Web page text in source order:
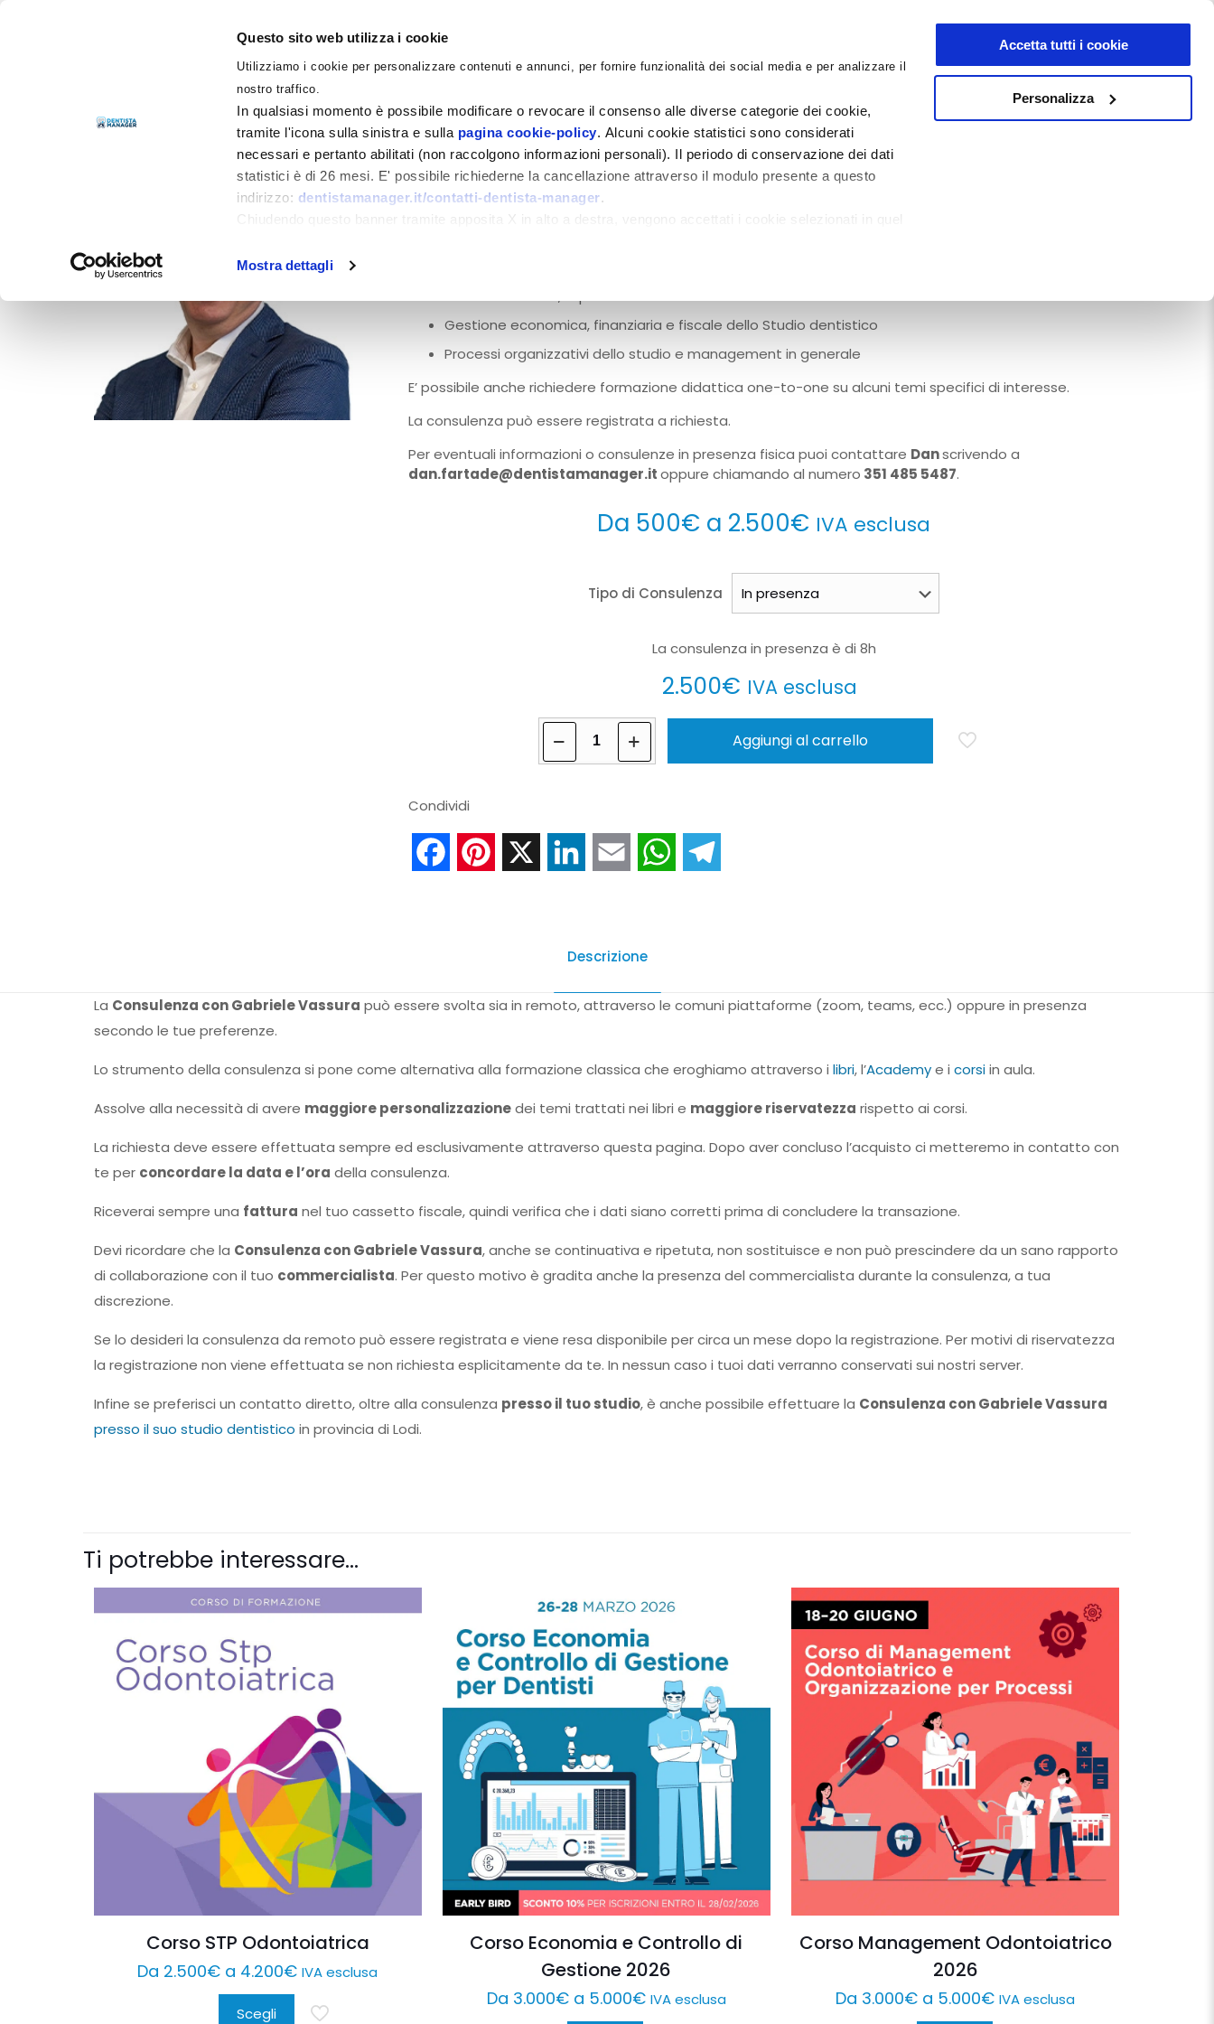
Questo sito web utilizza i cookie
Utilizziamo i cookie per personalizzare contenuti e annunci, per fornire funzionalità dei social media e per analizzare il
nostro traffico.
In qualsiasi momento è possibile modificare o revocare il consenso alle diverse categorie dei cookie,
tramite l'icona sulla sinistra e sulla pagina cookie-policy. Alcuni cookie statistici sono considerati
necessari e pertanto abilitati (non raccolgono informazioni personali). Il periodo di conservazione dei dati
statistici è di 26 mesi. E' possibile richiederne la cancellazione attraverso il modulo presente a questo
indirizzo: dentistamanager.it/contatti-dentista-manager.
Chiudendo questo banner tramite apposita X in alto a destra, vengono accettati i cookie selezionati in quel
Mostra dettagli
Accetta tutti i cookie
Personalizza
NEWSLETTER
DOCUMENTI 0 0
Consulenza con Gabriele Vassura
Consulenza da remoto: 500 €/h
Gestione economica, finanziaria e fiscale dello Studio dentistico
Processi organizzativi dello studio e management in generale
E’ possibile anche richiedere formazione didattica one-to-one su alcuni temi specifici di interesse.
La consulenza può essere registrata a richiesta.
Per eventuali informazioni o consulenze in presenza fisica puoi contattare Danscrivendo a
dan.fartade@dentistamanager.itoppure chiamando al numero 351 485 5487.
Da 500€ a 2.500€ IVA esclusa
Tipo di Consulenza
La consulenza in presenza è di 8h
2.500€ IVA esclusa
Consulenza
quantità
Aggiungi al carrello
Condividi
FacebookPinterest LinkedIn Email WhatsApp
Descrizione
La Consulenza con Gabriele Vassura può essere svolta sia in remoto, attraverso le comuni piattaforme (zoom, teams, ecc.) oppure in presenza
secondo le tue preferenze.
Lo strumento della consulenza si pone come alternativa alla formazione classica che eroghiamo attraverso i libri, l’Academye i corsiin aula.
Assolve alla necessità di avere maggiore personalizzazionedei temi trattati nei libri e maggiore riservatezza rispetto ai corsi.
La richiesta deve essere effettuata sempre ed esclusivamente attraverso questa pagina. Dopo aver concluso l’acquisto ci metteremo in contatto con
te per concordare la data e l’ora della consulenza.
Riceverai sempre una fattura nel tuo cassetto fiscale, quindi verifica che i dati siano corretti prima di concludere la transazione.
Devi ricordare che la Consulenza con Gabriele Vassura, anche se continuativa e ripetuta, non sostituisce e non può prescindere da un sano rapporto
di collaborazione con il tuo commercialista. Per questo motivo è gradita anche la presenza del commercialista durante la consulenza, a tua
discrezione.
Se lo desideri la consulenza da remoto può essere registrata e viene resa disponibile per circa un mese dopo la registrazione. Per motivi di riservatezza
la registrazione non viene effettuata se non richiesta esplicitamente da te. In nessun caso i tuoi dati verranno conservati sui nostri server.
Infine se preferisci un contatto diretto, oltre alla consulenza presso il tuo studio, è anche possibile effettuare la Consulenza con Gabriele Vassura
presso il suo studio dentistico in provincia di Lodi.
Ti potrebbe interessare…
Corso STP Odontoiatrica
Da 2.500€ a 4.200€ IVA esclusa
Scegli
Corso Economia e Controllo di
Gestione 2026
Da 3.000€a 5.000€ IVA esclusa
Corso Management Odontoiatrico
2026
Da 3.000€ a 5.000€ IVA esclusa